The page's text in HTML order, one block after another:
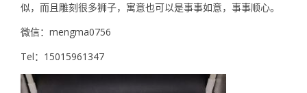
似，而且雕刻很多狮子，寓意也可以是事事如意，事事顺心。
微信：mengma0756
Tel：15015961347